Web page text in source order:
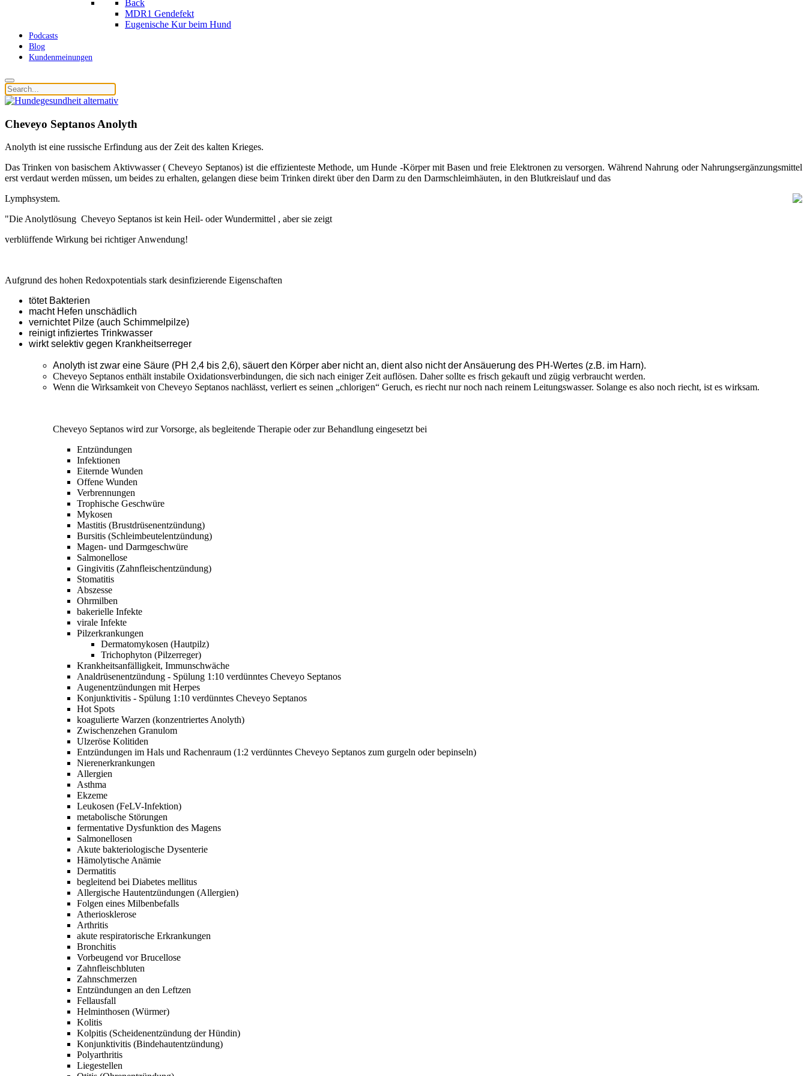
Back
MDR1 Gendefekt
Eugenische Kur beim Hund
Podcasts
Blog
Kundenmeinungen
Cheveyo Septanos Anolyth
Anolyth ist eine russische Erfindung aus der Zeit des kalten Krieges.
Das Trinken von basischem Aktivwasser ( Cheveyo Septanos) ist die effizienteste Methode, um Hunde -Körper mit Basen und freie Elektronen zu versorgen. Während Nahrung oder Nahrungsergänzungsmittel
erst verdaut werden müssen, um beides zu erhalten, gelangen diese beim Trinken direkt über den Darm zu den Darmschleimhäuten, in den Blutkreislauf und das
Lymphsystem.
"Die Anolytlösung Cheveyo Septanos ist kein Heil- oder Wundermittel , aber sie zeigt
verblüffende Wirkung bei richtiger Anwendung!
Aufgrund des hohen Redoxpotentials stark desinfizierende Eigenschaften
tötet Bakterien
macht Hefen unschädlich
vernichtet Pilze (auch Schimmelpilze)
reinigt infiziertes Trinkwasser
wirkt selektiv gegen Krankheitserreger
Anolyth ist zwar eine Säure (PH 2,4 bis 2,6), säuert den Körper aber nicht an, dient also nicht der Ansäuerung des PH-Wertes (z.B. im Harn).
Cheveyo Septanos enthält instabile Oxidationsverbindungen, die sich nach einiger Zeit auflösen. Daher sollte es frisch gekauft und zügig verbraucht werden.
Wenn die Wirksamkeit von Cheveyo Septanos nachlässt, verliert es seinen „chlorigen“ Geruch, es riecht nur noch nach reinem Leitungswasser. Solange es also noch riecht, ist es wirksam.
Cheveyo Septanos wird zur Vorsorge, als begleitende Therapie oder zur Behandlung eingesetzt bei
Entzündungen
Infektionen
Eiternde Wunden
Offene Wunden
Verbrennungen
Trophische Geschwüre
Mykosen
Mastitis (Brustdrüsenentzündung)
Bursitis (Schleimbeutelentzündung)
Magen- und Darmgeschwüre
Salmonellose
Gingivitis (Zahnfleischentzündung)
Stomatitis
Abszesse
Ohrmilben
bakerielle Infekte
virale Infekte
Pilzerkrankungen
Dermatomykosen (Hautpilz)
Trichophyton (Pilzerreger)
Krankheitsanfälligkeit, Immunschwäche
Analdrüsenentzündung - Spülung 1:10 verdünntes Cheveyo Septanos
Augenentzündungen mit Herpes
Konjunktivitis - Spülung 1:10 verdünntes Cheveyo Septanos
Hot Spots
koagulierte Warzen (konzentriertes Anolyth)
Zwischenzehen Granulom
Ulzeröse Kolitiden
Entzündungen im Hals und Rachenraum (1:2 verdünntes Cheveyo Septanos zum gurgeln oder bepinseln)
Nierenerkrankungen
Allergien
Asthma
Ekzeme
Leukosen (FeLV-Infektion)
metabolische Störungen
fermentative Dysfunktion des Magens
Salmonellosen
Akute bakteriologische Dysenterie
Hämolytische Anämie
Dermatitis
begleitend bei Diabetes mellitus
Allergische Hautentzündungen (Allergien)
Folgen eines Milbenbefalls
Atheriosklerose
Arthritis
akute respiratorische Erkrankungen
Bronchitis
Vorbeugend vorBrucellose
Zahnfleischbluten
Zahnschmerzen
Entzündungen an den Leftzen
Fellausfall
Helminthosen (Würmer)
Kolitis
Kolpitis (Scheidenentzündung der Hündin)
Konjunktivitis (Bindehautentzündung)
Polyarthritis
Liegestellen